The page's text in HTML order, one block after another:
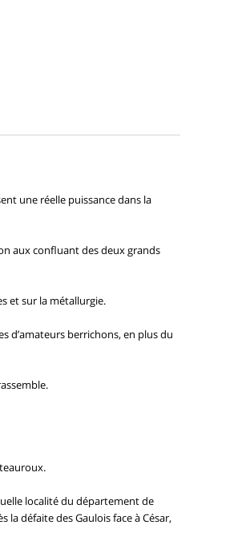
une réelle puissance dans la
aux confluant des deux grands
et sur la métallurgie.
d’amateurs berrichons, en plus du
localité du département de
la défaite des Gaulois face à César,